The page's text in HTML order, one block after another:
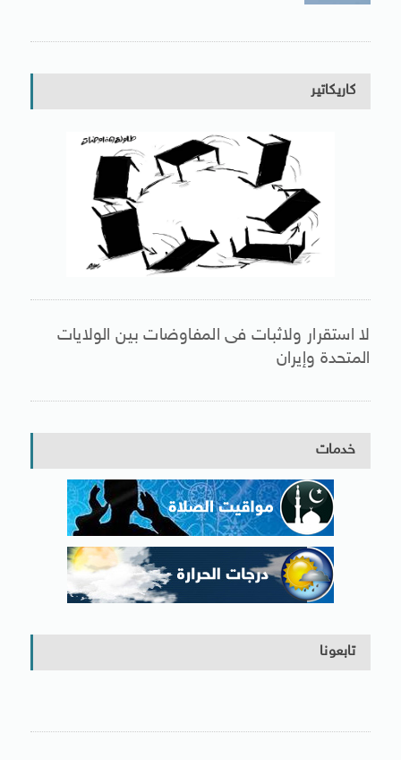
كاريكاتير
لا استقرار ولاثبات فى المفاوضات بين الولايات
المتحدة وإيران
خدمات
تابعونا